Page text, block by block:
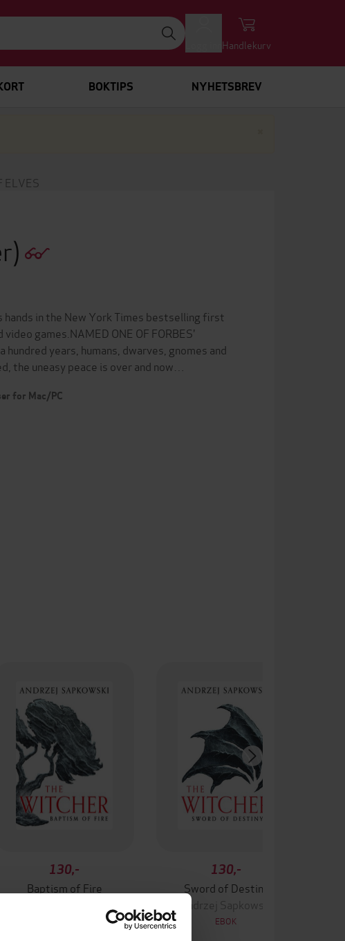
Handlekurv
BOKTIPS NYHETSBREV
ELVES
in the New York Times bestselling first
games.NAMED ONE OF FORBES'
hundred years, humans, dwarves, gnomes and
the uneasy peace is over and now…
for Mac/PC
130,-
Baptism of Fire
130,-
Sword of Destiny
Andrzej Sapkowski
EBOK